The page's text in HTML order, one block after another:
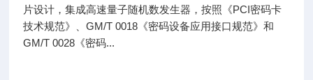
片设计，集成高速量子随机数发生器，按照《PCI密码卡
技术规范》、GM/T 0018《密码设备应用接口规范》和
GM/T 0028《密码...